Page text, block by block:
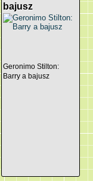
bajusz
Geronimo Stilton:
Barry a bajusz